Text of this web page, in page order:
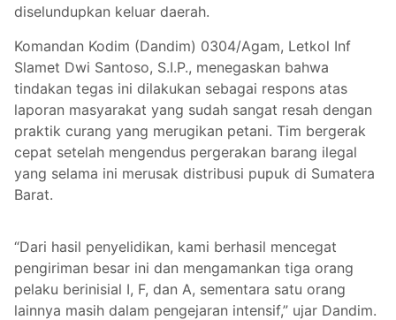
diselundupkan keluar daerah.
Komandan Kodim (Dandim) 0304/Agam, Letkol Inf
Slamet Dwi Santoso, S.I.P., menegaskan bahwa
tindakan tegas ini dilakukan sebagai respons atas
laporan masyarakat yang sudah sangat resah dengan
praktik curang yang merugikan petani. Tim bergerak
cepat setelah mengendus pergerakan barang ilegal
yang selama ini merusak distribusi pupuk di Sumatera
Barat.
“Dari hasil penyelidikan, kami berhasil mencegat
pengiriman besar ini dan mengamankan tiga orang
pelaku berinisial I, F, dan A, sementara satu orang
lainnya masih dalam pengejaran intensif,” ujar Dandim.